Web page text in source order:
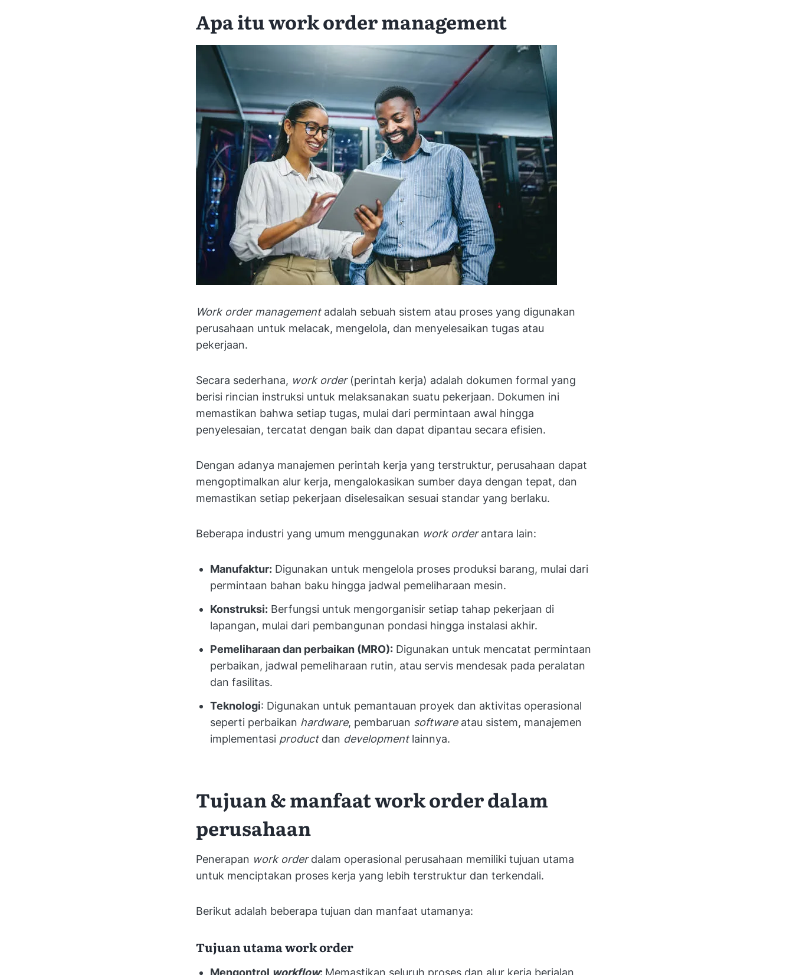
Apa itu work order management
Work order managementadalah sebuah sistem atau proses yang digunakan
perusahaan untuk melacak, mengelola, dan menyelesaikan tugas atau
pekerjaan.
Secara sederhana, work order(perintah kerja) adalah dokumen formal yang
berisi rincian instruksi untuk melaksanakan suatu pekerjaan. Dokumen ini
memastikan bahwa setiap tugas, mulai dari permintaan awal hingga
penyelesaian, tercatat dengan baik dan dapat dipantau secara efisien.
Dengan adanya manajemen perintah kerja yang terstruktur, perusahaan dapat
mengoptimalkan alur kerja, mengalokasikan sumber daya dengan tepat, dan
memastikan setiap pekerjaan diselesaikan sesuai standar yang berlaku.
Beberapa industri yang umum menggunakan work orderantara lain:
Manufaktur: Digunakan untuk mengelola proses produksi barang, mulai dari
permintaan bahan baku hingga jadwal pemeliharaan mesin.
Konstruksi: Berfungsi untuk mengorganisir setiap tahap pekerjaan di
lapangan, mulai dari pembangunan pondasi hingga instalasi akhir.
Pemeliharaan dan perbaikan (MRO): Digunakan untuk mencatat permintaan
perbaikan, jadwal pemeliharaan rutin, atau servis mendesak pada peralatan
dan fasilitas.
Teknologi: Digunakan untuk pemantauan proyek dan aktivitas operasional
seperti perbaikan hardware, pembaruan softwareatau sistem, manajemen
implementasi productdan developmentlainnya.
Tujuan & manfaat work order dalam
perusahaan
Penerapan work orderdalam operasional perusahaan memiliki tujuan utama
untuk menciptakan proses kerja yang lebih terstruktur dan terkendali.
Berikut adalah beberapa tujuan dan manfaat utamanya:
Tujuan utama work order
Mengontrol workflow: Memastikan seluruh proses dan alur kerja berjalan